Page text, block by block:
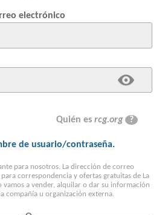
electrónico
Quién esrcg.org ?
de usuario/contraseña.
para nosotros. La dirección de correo
correspondencia y ofertas gratuitas de La
vamos a vender, alquilar o dar su información
compañía u organización externa.